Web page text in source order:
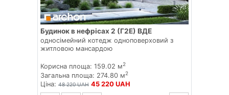
Будинок в нефрісах 2 (Г2Е) ВДЕ
односімейний котедж одноповерховий з
житловою мансардою
Корисна площа: 159.02 м2
Загальна площа: 274.80 м2
Ціна: 48 220 UAH 45 220 UAH